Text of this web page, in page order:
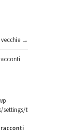
→
theme-